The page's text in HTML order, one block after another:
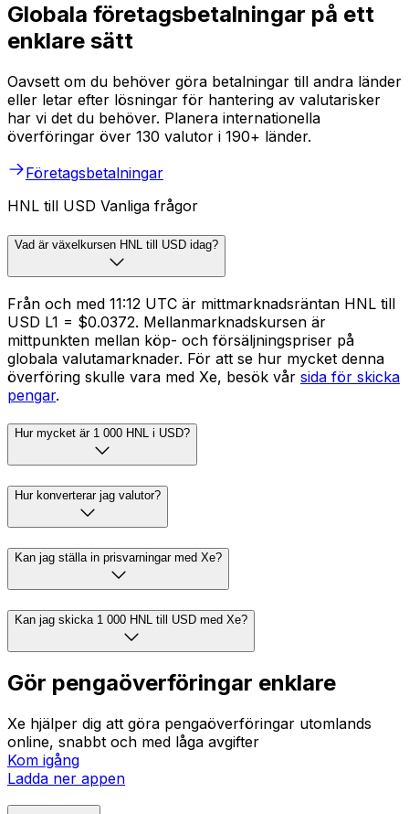
Globala företagsbetalningar på ett
enklare sätt
Oavsett om du behöver göra betalningar till andra länder
eller letar efter lösningar för hantering av valutarisker
har vi det du behöver. Planera internationella
överföringar över 130 valutor i 190+ länder.
Företagsbetalningar
HNL till USD Vanliga frågor
Vad är växelkursen HNL till USD idag?
Från och med 11:12 UTC är mittmarknadsräntan HNL till
USD L1 = $0.0372. Mellanmarknadskursen är
mittpunkten mellan köp- och försäljningspriser på
globala valutamarknader. För att se hur mycket denna
överföring skulle vara med Xe, besök vår sida för skicka
pengar.
Hur mycket är 1 000 HNL i USD?
Hur konverterar jag valutor?
Kan jag ställa in prisvarningar med Xe?
Kan jag skicka 1 000 HNL till USD med Xe?
Gör pengaöverföringar enklare
Xe hjälper dig att göra pengaöverföringar utomlands
online, snabbt och med låga avgifter
Kom igång
Ladda ner appen